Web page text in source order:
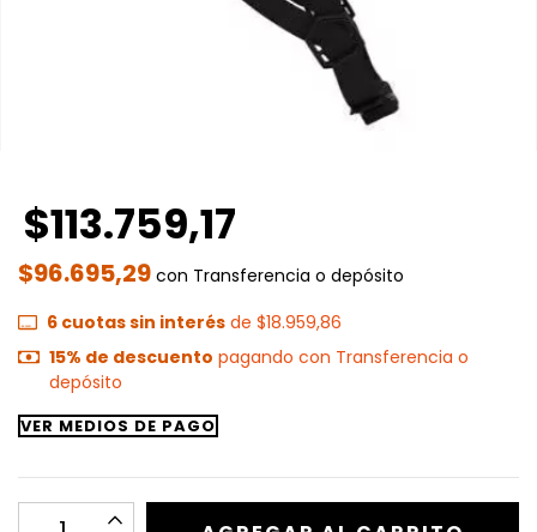
$113.759,17
$96.695,29 con Transferencia o depósito
6cuotas sin interésde $18.959,86
15% de descuento pagando con Transferencia o
depósito
VER MEDIOS DE PAGO